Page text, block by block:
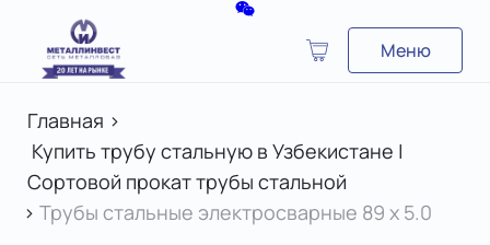
Меню
Главная >
Купить трубу стальную в Узбекистане |
Сортовой прокат трубы стальной
> Трубы стальные электросварные 89 х 5.0